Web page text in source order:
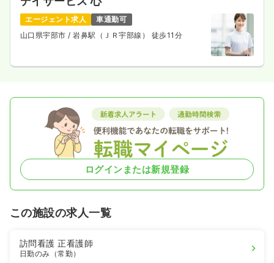
エージェント求人
車通勤可
山口県宇部市/ 岩鼻駅（ＪＲ宇部線） 徒歩11分
ログインまたは新規登録
この施設の求人一覧
訪問看護正看護師
日勤のみ（常勤）